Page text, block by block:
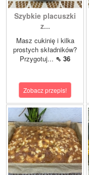
Szybkie placuszki
z...
Masz cukinię i kilka
prostych składników?
Przygotuj... ⇖ 36
Zobacz przepis!